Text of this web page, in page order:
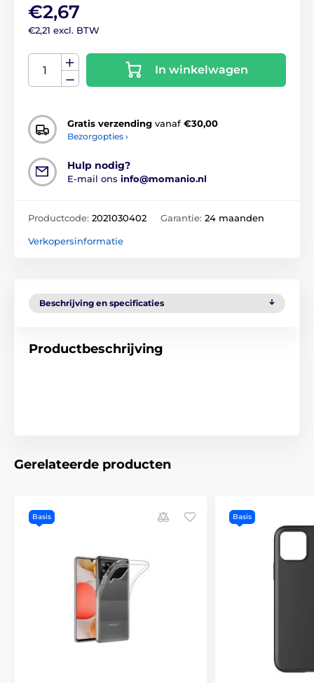
€2,67
€2,21 excl. BTW
In winkelwagen
Gratis verzending vanaf €30,00
Bezorgopties ›
Hulp nodig?
E-mail ons info@momanio.nl
Productcode: 2021030402 Garantie: 24 maanden
Verkopersinformatie
Beschrijving en specificaties
Productbeschrijving
Gerelateerde producten
Basis Basis